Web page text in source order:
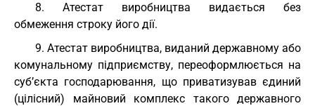
8. Атестат виробництва видається без
обмеження строку його дії.
9. Атестат виробництва, виданий державному або
комунальному підприємству, переоформлюється на
суб’єкта господарювання, що приватизував єдиний
(цілісний) майновий комплекс такого державного